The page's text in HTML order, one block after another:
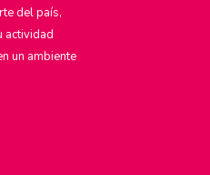
del país,
actividad
un ambiente